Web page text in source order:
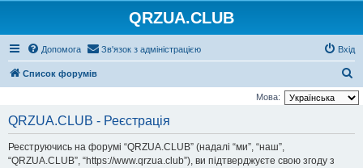
QRZUA.CLUB
Допомога Зв'язок з адміністрацією Вхід
Список форумів
о
Мова:
QRZUA.CLUB - Реєстрація
Реєструючись на форумі “QRZUA.CLUB” (надалі “ми”, “наш”,
“QRZUA.CLUB”, “https://www.qrzua.club”), ви підтверджуєте свою згоду з